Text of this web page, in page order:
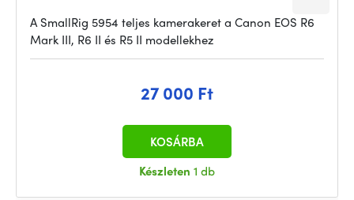
A SmallRig 5954 teljes kamerakeret a Canon EOS R6
Mark III, R6 II és R5 II modellekhez
27 000 Ft
Készleten 1 db
KOSÁRBA